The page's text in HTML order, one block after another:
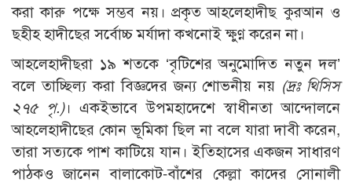
করা কারু পক্ষে সম্ভব নয়। প্রকৃত আহলেহাদীছ কুরআন ও
ছহীহ হাদীছের সর্বোচ্চ মর্যাদা কখনোই ক্ষুণ্ণ করেন না।
আহলেহাদীছরা ১৯ শতকে ‘বৃটিশের অনুমোদিত নতুন দল’
বলে তাচ্ছিল্য করা বিজ্ঞদের জন্য শোভনীয় নয় (দ্রঃ থিসিস
২৭৫ পৃ.)। একইভাবে উপমহাদেশে স্বাধীনতা আন্দোলনে
আহলেহাদীছের কোন ভূমিকা ছিল না বলে যারা দাবী করেন,
তারা সত্যকে পাশ কাটিয়ে যান। ইতিহাসের একজন সাধারণ
পাঠকও জানেন বালাকোট-বাঁশের কেল্লা কাদের সোনালী